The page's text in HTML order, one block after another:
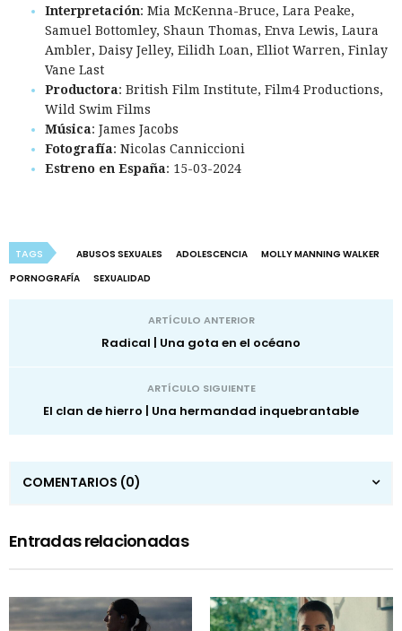
Interpretación: Mia McKenna-Bruce, Lara Peake,
Samuel Bottomley, Shaun Thomas, Enva Lewis, Laura
Ambler, Daisy Jelley, Eilidh Loan, Elliot Warren, Finlay
Vane Last
Productora: British Film Institute, Film4 Productions,
Wild Swim Films
Música: James Jacobs
Fotografía: Nicolas Canniccioni
Estreno en España: 15-03-2024
TAGS ABUSOS SEXUALES ADOLESCENCIA
MOLLY MANNING WALKER
PORNOGRAFÍA
SEXUALIDAD
ARTÍCULO ANTERIOR
Radical | Una gota en el océano
ARTÍCULO SIGUIENTE
El clan de hierro | Una hermandad inquebrantable
COMENTARIOS (0)
Entradas relacionadas